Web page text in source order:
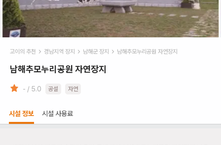
고이의 추천 경남지역 장지 남해군 장지 남해추모누리공원 자연장지
남해추모누리공원 자연장지
- / 5.0 공설 자연
시설 정보 시설 사용료